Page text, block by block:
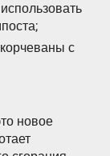
с
новое